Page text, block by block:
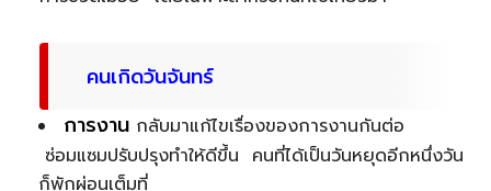
คนเกิดวันจันทร์
การงาน กลับมาแก้ไขเรื่องของการงานกันต่อ
ซ่อมแซมปรับปรุงทำให้ดีขึ้น คนที่ได้เป็นวันหยุดอีกหนึ่งวัน
ก็พักผ่อนเต็มที่